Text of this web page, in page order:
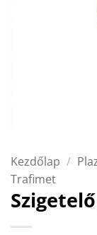
Kezdőlap /
Trafimet